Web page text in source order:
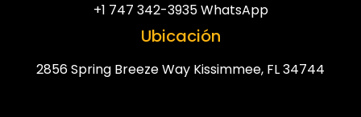
+1 747 342-3935 WhatsApp
Ubicación
2856 Spring Breeze Way Kissimmee, FL 34744